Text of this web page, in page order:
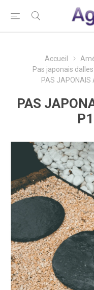
Accueil
Pas japonais
PAS JAPONAIS
PAS